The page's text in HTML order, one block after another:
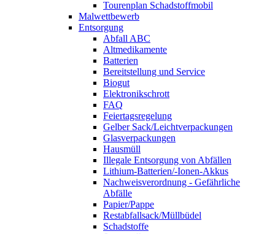
Tourenplan Schadstoffmobil
Malwettbewerb
Entsorgung
Abfall ABC
Altmedikamente
Batterien
Bereitstellung und Service
Biogut
Elektronikschrott
FAQ
Feiertagsregelung
Gelber Sack/Leichtverpackungen
Glasverpackungen
Hausmüll
Illegale Entsorgung von Abfällen
Lithium-Batterien/-Ionen-Akkus
Nachweisverordnung - Gefährliche
Abfälle
Papier/Pappe
Restabfallsack/Müllbüdel
Schadstoffe